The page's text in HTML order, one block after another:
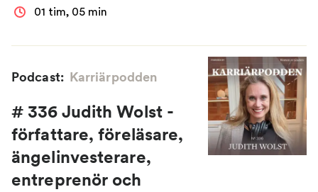
01 tim, 05 min
Podcast: Karriärpodden
# 336 Judith Wolst -
författare, föreläsare,
ängelinvesterare,
entreprenör och